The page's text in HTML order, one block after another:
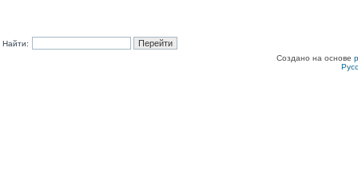
Найти:
Создано на основе